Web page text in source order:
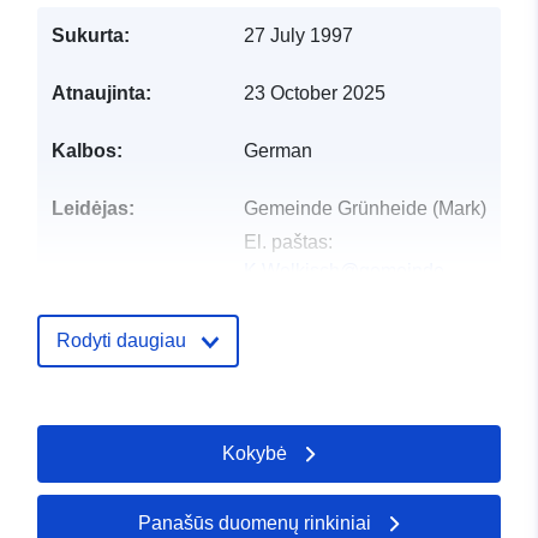
Sukurta: 27 July 1997
Atnaujinta: 23 October 2025
Kalbos: German
Leidėjas:
Gemeinde Grünheide (Mark)
El. paštas:
Kontaktinis
mailto:K.Welkisch@gemeinde-
gruenheide.de
URL: https://www.gruenheide-
mark.de
Rodyti daugiau
Kokybė
Panašūs duomenų rinkiniai